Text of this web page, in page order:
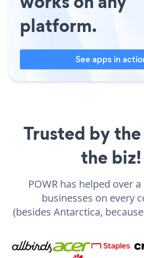
platform.
See apps in
Trusted by
the biz!
POWR has helped over
businesses on every
(besides Antarctica,